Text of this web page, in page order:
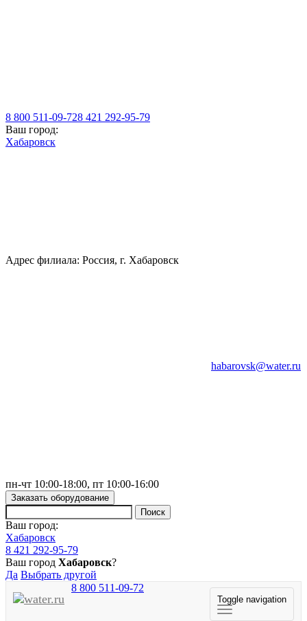
8 800 511-09-728 421 292-95-79
Ваш город:
Хабаровск
Адрес филиала: Россия, г. Хабаровск
habarovsk@water.ru
пн-чт 10:00-18:00, пт 10:00-16:00
Заказать оборудование
Ваш город:
Хабаровск
8 421 292-95-79
Ваш город Хабаровск?
Да Выбрать другой
Toggle navigation
8 800 511-09-72